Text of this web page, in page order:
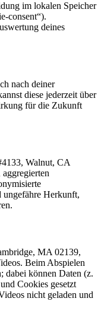
im lokalen Speicher
consent“).
deines
nach deiner
diese jederzeit über
für die Zukunft
Walnut, CA
ungefähre Herkunft,
MA 02139,
Beim Abspielen
dabei können Daten (z.
Cookies gesetzt
nicht geladen und